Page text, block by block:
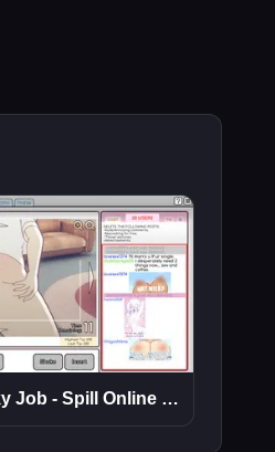
Nicole's Risky Job - Spill Online Gratis